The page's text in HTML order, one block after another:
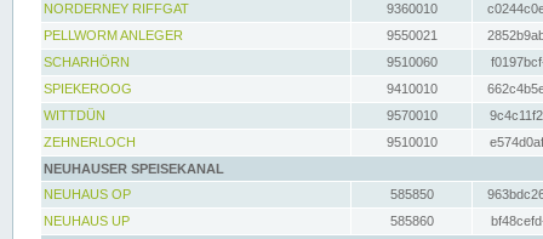
NORDERNEY RIFFGAT
9360010
PELLWORM ANLEGER
9550021
SCHARHÖRN
9510060
SPIEKEROOG
9410010
WITTDÜN
9570010
ZEHNERLOCH
9510010
NEUHAUSER SPEISEKANAL
NEUHAUS OP
585850
NEUHAUS UP
585860